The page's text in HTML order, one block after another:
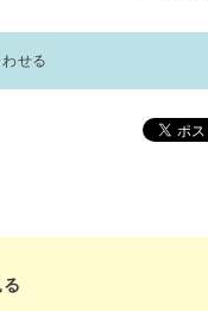
せる